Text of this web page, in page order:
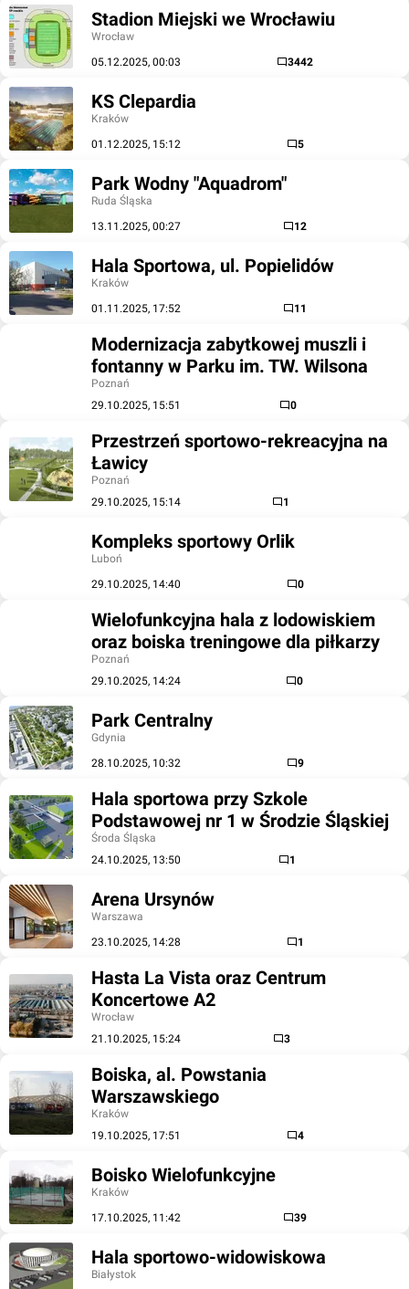
Stadion Miejski we Wrocławiu
Wrocław
05.12.2025, 00:03
3442
KS Clepardia
Kraków
01.12.2025, 15:12
5
Park Wodny "Aquadrom"
Ruda Śląska
13.11.2025, 00:27
12
Hala Sportowa, ul. Popielidów
Kraków
01.11.2025, 17:52
11
Modernizacja zabytkowej muszli i
fontanny w Parku im. TW. Wilsona
Poznań
29.10.2025, 15:51
0
Przestrzeń sportowo-rekreacyjna na
Ławicy
Poznań
29.10.2025, 15:14
1
Kompleks sportowy Orlik
Luboń
29.10.2025, 14:40
0
Wielofunkcyjna hala z lodowiskiem
oraz boiska treningowe dla piłkarzy
Poznań
29.10.2025, 14:24
0
Park Centralny
Gdynia
28.10.2025, 10:32
9
Hala sportowa przy Szkole
Podstawowej nr 1 w Środzie Śląskiej
Środa Śląska
24.10.2025, 13:50
1
Arena Ursynów
Warszawa
23.10.2025, 14:28
1
Hasta La Vista oraz Centrum
Koncertowe A2
Wrocław
21.10.2025, 15:24
3
Boiska, al. Powstania
Warszawskiego
Kraków
19.10.2025, 17:51
4
Boisko Wielofunkcyjne
Kraków
17.10.2025, 11:42
39
Hala sportowo-widowiskowa
Białystok